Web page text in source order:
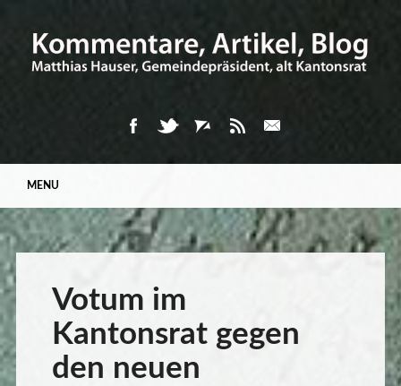
Main menu
content
MENU
Votum im
Kantonsrat gegen
den neuen